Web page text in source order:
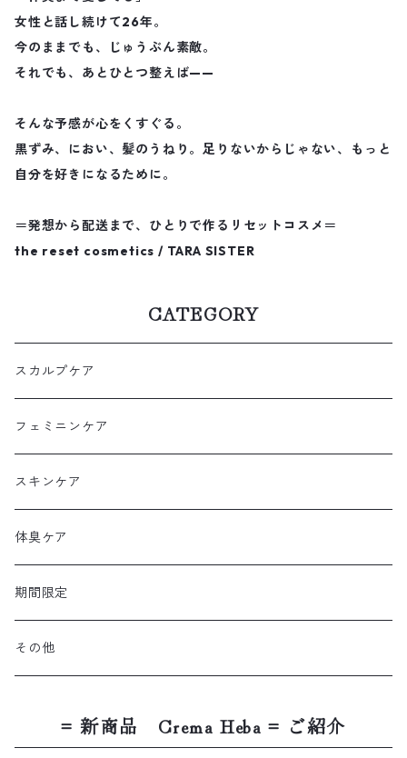
女性と話し続けて26年。
今のままでも、じゅうぶん素敵。
それでも、あとひとつ整えば——
そんな予感が心をくすぐる。
黒ずみ、におい、髪のうねり。足りないからじゃない、もっと
自分を好きになるために。
＝発想から配送まで、ひとりで作るリセットコスメ＝
the reset cosmetics / TARA SISTER
CATEGORY
スカルプケア
フェミニンケア
スキンケア
体臭ケア
期間限定
その他
= 新商品 Crema Heba = ご紹介